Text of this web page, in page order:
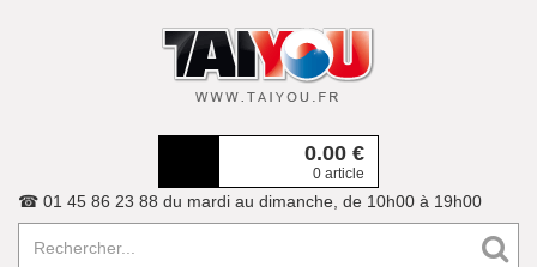
0.00 €
0 article
☎ 01 45 86 23 88 du mardi au dimanche, de 10h00 à 19h00